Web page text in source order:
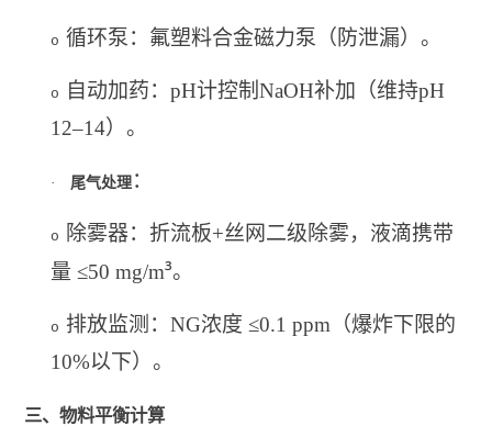
o 循环泵：氟塑料合金磁力泵（防泄漏）。
o
自动加药：pH计控制NaOH补加（维持pH
12–14）。
· 尾气处理 ：
o
除雾器：折流板+丝网二级除雾，液滴携带
量 ≤50 mg/m³。
o 排放监测：NG浓度 ≤0.1 ppm（爆炸下限的
10%以下）。
三、物料平衡计算